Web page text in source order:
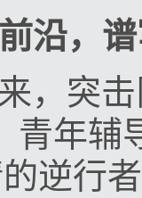
沿，
，突
青年辅
逆行